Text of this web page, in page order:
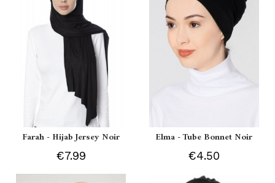
Farah - Hijab Jersey Noir
€7.99
Elma - Tube Bonnet Noir
€4.50